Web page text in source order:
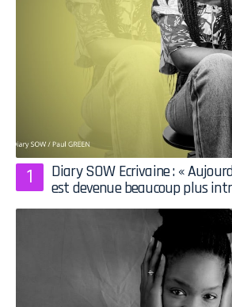
Diary SOW Ecrivaine : «
est devenue beaucoup plus